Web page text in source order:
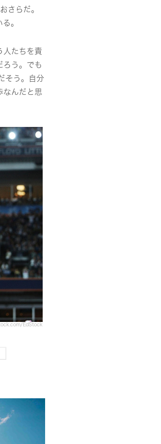
さらだ。
る。
人たちを責
ろう。でも
そう。自分
なんだと思
EdStock